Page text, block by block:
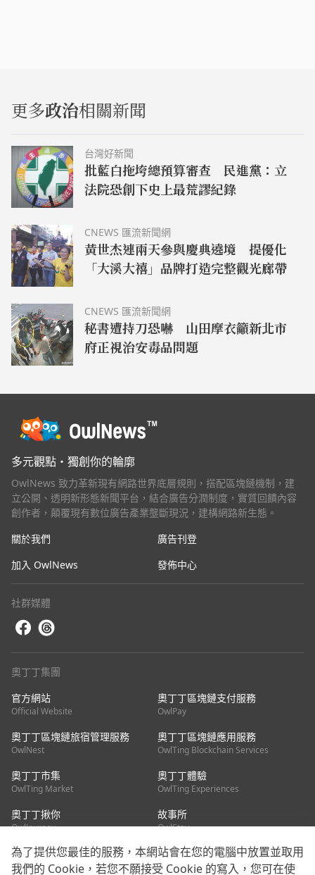
更多政治相關新聞
台灣好新聞
批藍白拖垮總預算審查 民進黨：立
法院恐創下史上最荒謬紀錄
CNEWS 匯流新聞網
黃世杰連兩天參與慶典遶境 提優化
「大溪大禧」品牌打造完整觀光廊帶
CNEWS 匯流新聞網
秘書遭持刀恐嚇 山田摩衣籲新北市
府正視治安毒品問題
多元觀點・獨創你的輪廓
OwlNews 致力革新現有網路世界底層規則，搭配區塊鏈機制，建
立公開、透明新形態新聞平台，結合廣告分潤制度，實質回饋內容
創作者，顛覆現有數位廣告產業壟斷現況，建構網路新生態。
關於我們
廣告刊登
加入 OwlNews
發佈中心
社群媒體
奧丁丁集團
官方網站
Official Website
奧丁丁區塊鏈支付服務
OwlPay
奧丁丁區塊鏈旅宿管理服務
OwlNest
奧丁丁區塊鏈應用服務
OwlTing Blockchain Services
奧丁丁市集
OwlTing Market
奧丁丁體驗
OwlTing Experiences
奧丁丁揪你
OwlJourney
故事所
OwlStay
聯絡我們
為了提供您最佳的服務，本網站會在您的電腦中放置並取用
我們的 Cookie，若您不願接受 Cookie 的寫入，您可在使